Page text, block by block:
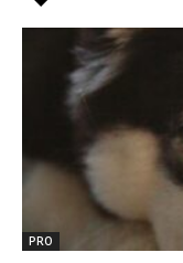
PRO